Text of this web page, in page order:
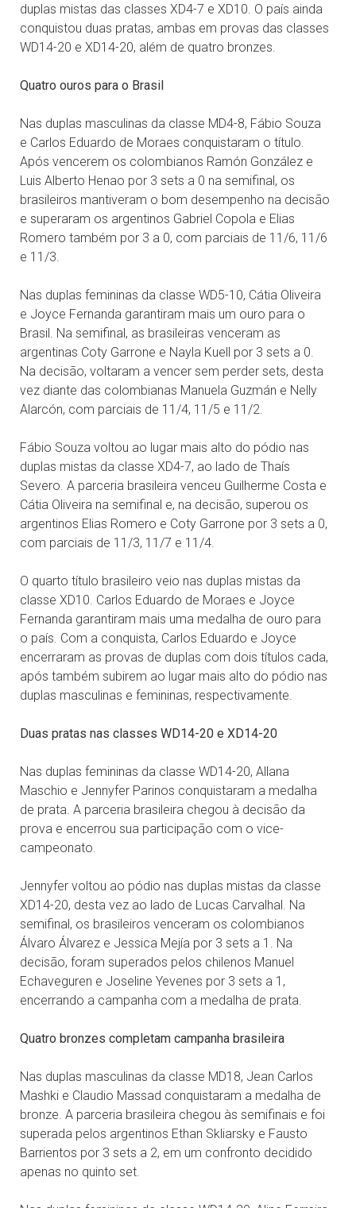
duplas mistas das classes XD4-7 e XD10. O país ainda
conquistou duas pratas, ambas em provas das classes
WD14-20 e XD14-20, além de quatro bronzes.
Quatro ouros para o Brasil
Nas duplas masculinas da classe MD4-8, Fábio Souza
e Carlos Eduardo de Moraes conquistaram o título.
Após vencerem os colombianos Ramón González e
Luis Alberto Henao por 3 sets a 0 na semifinal, os
brasileiros mantiveram o bom desempenho na decisão
e superaram os argentinos Gabriel Copola e Elias
Romero também por 3 a 0, com parciais de 11/6, 11/6
e 11/3.
Nas duplas femininas da classe WD5-10, Cátia Oliveira
e Joyce Fernanda garantiram mais um ouro para o
Brasil. Na semifinal, as brasileiras venceram as
argentinas Coty Garrone e Nayla Kuell por 3 sets a 0.
Na decisão, voltaram a vencer sem perder sets, desta
vez diante das colombianas Manuela Guzmán e Nelly
Alarcón, com parciais de 11/4, 11/5 e 11/2.
Fábio Souza voltou ao lugar mais alto do pódio nas
duplas mistas da classe XD4-7, ao lado de Thaís
Severo. A parceria brasileira venceu Guilherme Costa e
Cátia Oliveira na semifinal e, na decisão, superou os
argentinos Elias Romero e Coty Garrone por 3 sets a 0,
com parciais de 11/3, 11/7 e 11/4.
O quarto título brasileiro veio nas duplas mistas da
classe XD10. Carlos Eduardo de Moraes e Joyce
Fernanda garantiram mais uma medalha de ouro para
o país. Com a conquista, Carlos Eduardo e Joyce
encerraram as provas de duplas com dois títulos cada,
após também subirem ao lugar mais alto do pódio nas
duplas masculinas e femininas, respectivamente.
Duas pratas nas classes WD14-20 e XD14-20
Nas duplas femininas da classe WD14-20, Allana
Maschio e Jennyfer Parinos conquistaram a medalha
de prata. A parceria brasileira chegou à decisão da
prova e encerrou sua participação com o vice-
campeonato.
Jennyfer voltou ao pódio nas duplas mistas da classe
XD14-20, desta vez ao lado de Lucas Carvalhal. Na
semifinal, os brasileiros venceram os colombianos
Álvaro Álvarez e Jessica Mejía por 3 sets a 1. Na
decisão, foram superados pelos chilenos Manuel
Echaveguren e Joseline Yevenes por 3 sets a 1,
encerrando a campanha com a medalha de prata.
Quatro bronzes completam campanha brasileira
Nas duplas masculinas da classe MD18, Jean Carlos
Mashki e Claudio Massad conquistaram a medalha de
bronze. A parceria brasileira chegou às semifinais e foi
superada pelos argentinos Ethan Skliarsky e Fausto
Barrientos por 3 sets a 2, em um confronto decidido
apenas no quinto set.